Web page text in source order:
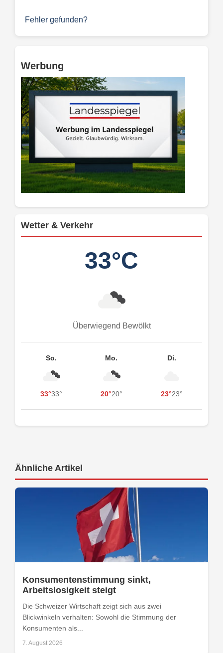
Fehler gefunden?
Werbung
Wetter & Verkehr
33°C
Überwiegend Bewölkt
So.
33°33°
Mo.
20°20°
Di.
23°23°
Ähnliche Artikel
Konsumentenstimmung sinkt,
Arbeitslosigkeit steigt
Die Schweizer Wirtschaft zeigt sich aus zwei
Blickwinkeln verhalten: Sowohl die Stimmung der
Konsumenten als...
7. August 2026